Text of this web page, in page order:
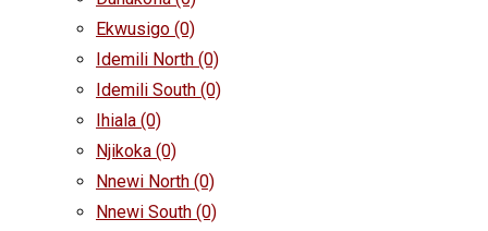
Ekwusigo (0)
Idemili North (0)
Idemili South (0)
Ihiala (0)
Njikoka (0)
Nnewi North (0)
Nnewi South (0)